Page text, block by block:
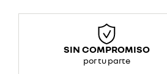
SIN COMPROMISO
por tu parte